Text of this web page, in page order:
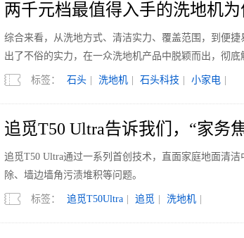
两千元档最值得入手的洗地机为
综合来看，从洗地方式、清洁实力、覆盖范围，到便
出了不俗的实力，在一众洗地机产品中脱颖而出，彻底
标签： 石头 洗地机 石头科技 小家电
追觅T50 Ultra告诉我们，“家务
追觅T50 Ultra通过一系列首创技术，直面家庭地面清
除、墙边墙角污渍堆积等问题。
标签： 追觅T50Ultra 追觅 洗地机